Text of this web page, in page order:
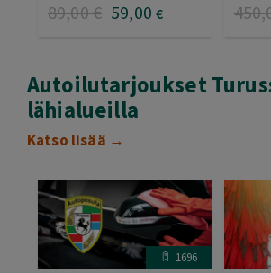
89,00€ 59,00 € 450
Autoilutarjoukset
lähialueilla
Katso lisää →
1696